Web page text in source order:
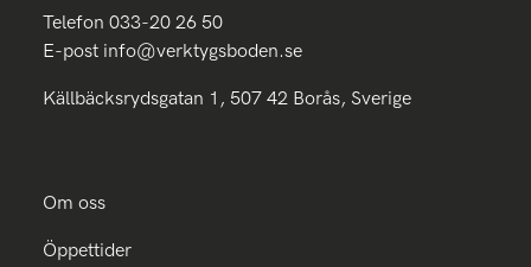
Telefon 033-20 26 50
E-post info@verktygsboden.se
Källbäcksrydsgatan 1, 507 42 Borås, Sverige
Om oss
Öppettider